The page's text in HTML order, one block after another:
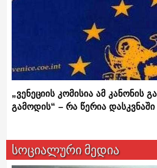
„ვენეციის კომისია ამ კანონის
გამოდის“ – რა წერია დასკვნაში
სოციალური მედია